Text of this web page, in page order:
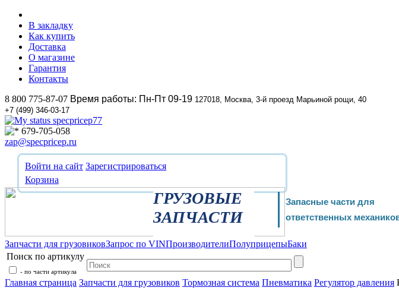
В закладку
Как купить
Доставка
О магазине
Гарантия
Контакты
8 800 775-87-07 Время работы: Пн-Пт 09-19 127018, Москва, 3-й проезд Марьиной рощи, 40
+7 (499) 346-03-17
specpricep77
679-705-058
zap@specpricep.ru
Войти на сайт Зарегистрироваться
Корзина
ГРУЗОВЫЕ
ЗАПЧАСТИ
Запасные части для
ответственных
Запчасти для грузовиковЗапрос по VINПроизводителиПолуприцепыБаки
Поиск по артикулу
- по части артикула
Главная страница Запчасти для грузовиков Тормозная система Пневматика Регулятор давления